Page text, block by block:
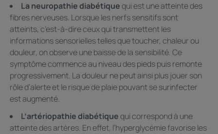
La neuropathie diabétiquequi est une atteinte des
fibres nerveuses. Lorsque les nerfs sensitifs sont
atteints, c’est-à-dire ceux qui transmettent les
informations sensorielles telles que toucher, chaleur ou
douleur, on observe une baisse de la sensibilité. Ce
symptôme commence au niveau des pieds puis remonte
progressivement. La douleur ne peut ainsi plus jouer son
rôle d’alerte et le risque de plaie pouvant se surinfecter
est augmenté.
L’artériopathie diabétiquequi correspond à une
atteinte des artères. En effet, l’hyperglycémie favorise les